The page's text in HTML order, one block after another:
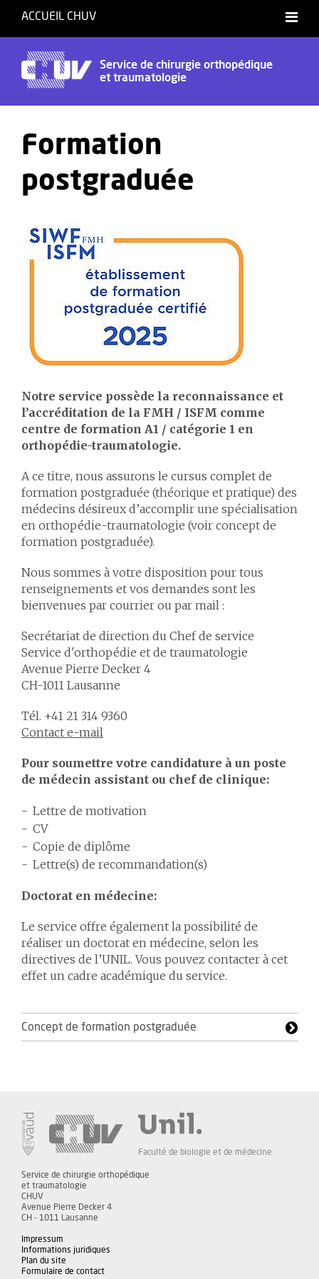
ACCUEIL CHUV
Service de chirurgie orthopédique
et traumatologie
Formation
postgraduée
Notre service possède la reconnaissance et
l’accréditation de la FMH / ISFM comme
centre de formation A1 / catégorie 1 en
orthopédie-traumatologie.
A ce titre, nous assurons le cursus complet de
formation postgraduée (théorique et pratique) des
médecins désireux d’accomplir une spécialisation
en orthopédie-traumatologie (voir concept de
formation postgraduée).
Nous sommes à votre disposition pour tous
renseignements et vos demandes sont les
bienvenues par courrier ou par mail :
Secrétariat de direction du Chef de service
Service d'orthopédie et de traumatologie
Avenue Pierre Decker 4
CH-1011 Lausanne
Tél. +41 21 314 9360
Contact e-mail
Pour soumettre votre candidature à un poste
de médecin assistant ou chef de clinique:
Lettre de motivation
CV
Copie de diplôme
Lettre(s) de recommandation(s)
Doctorat en médecine:
Le service offre également la possibilité de
réaliser un doctorat en médecine, selon les
directives de l’UNIL. Vous pouvez contacter à cet
effet un cadre académique du service.
Concept de formation postgraduée
Faculté de biologie et de médecine
Service de chirurgie orthopédique
et traumatologie
CHUV
Avenue Pierre Decker 4
CH - 1011 Lausanne
Impressum
Informations juridiques
Plan du site
Formulaire de contact